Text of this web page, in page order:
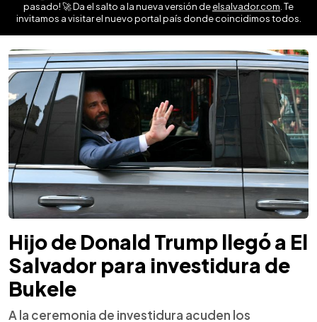
pasado! 🚀 Da el salto a la nueva versión deelsalvador.com . Te
invitamos a visitar el nuevo portal país donde coincidimos todos.
Hijo de Donald Trump llegó a El
Salvador para investidura de
Bukele
A la ceremonia de investidura acuden los